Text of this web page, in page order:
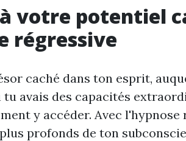
votre potentiel
régressive
caché dans ton esprit,
tu avais des capacités
y accéder. Avec
profonds de ton